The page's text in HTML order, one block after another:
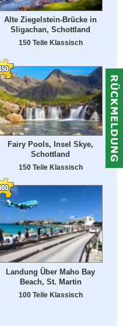
Alte Ziegelstein-Brücke in
Sligachan, Schottland
150 Teile Klassisch
Fairy Pools, Insel Skye,
Schottland
150 Teile Klassisch
Landung Über Maho Bay
Beach, St. Martin
100 Teile Klassisch